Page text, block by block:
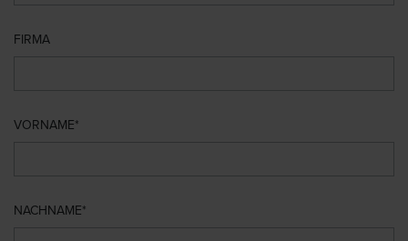
FIRMA
VORNAME
NACHNAME